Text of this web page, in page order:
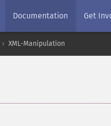
Documentation Get
XML-Manipulation